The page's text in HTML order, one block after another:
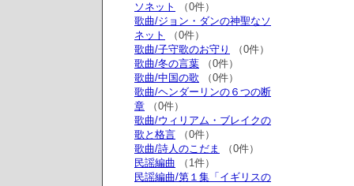
ソネット
（0件）
歌曲/ジョン・ダンの神聖なソ
ネット
（0件）
歌曲/子守歌のお守り
（0件）
歌曲/冬の言葉 （0件）
歌曲/中国の歌 （0件）
歌曲/ヘンダーリンの６つの断
章 （0件）
歌曲/ウィリアム・ブレイクの
歌と格言 （0件）
歌曲/詩人のこだま
（0件）
民謡編曲 （1件）
民謡編曲/第１集「イギリスの